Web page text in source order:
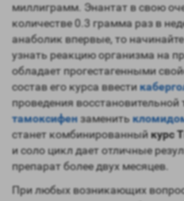
миллиграмм. Энантат в свою
количестве 0.3 грамма раз в
анаболик впервые, то
узнать реакцию организма на
обладает прогестагенными
состав его курса ввести
проведения
тамоксифензаменить
станет комбинированныйкурс
и соло цикл дает отличные
препарат более двух месяцев.
При любых возникающих